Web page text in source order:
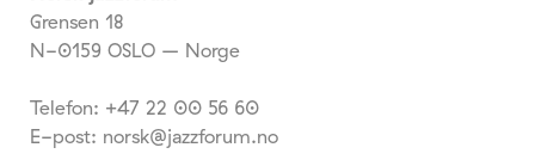
Grensen 18
N-0159 OSLO – Norge
Telefon: +47 22 00 56 60
E-post: norsk@jazzforum.no